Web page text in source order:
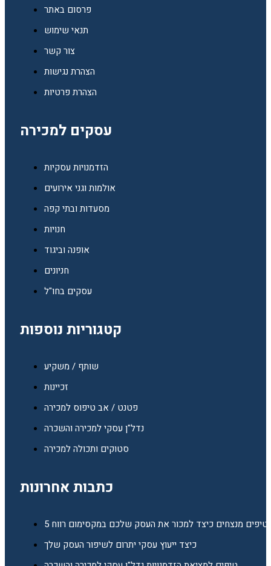
פרסום באתר
תנאי שימוש
צור קשר
הצהרת נגישות
הצהרת פרטיות
עסקים למכירה
הזדמנויות עסקיות
אולמות וגני אירועים
מסעדות ובתי קפה
חנויות
אופנה וביגוד
חניונים
עסקים בחו"ל
קטגוריות נוספות
שותף / משקיע
זכיינות
פטנט / אב טיפוס למכירה
נדל"ן עסקי למכירה והשכרה
סטוקים ותכולה למכירה
כתבות אחרונות
5 טיפים מנצחים כיצד למכור את העסק שלכם במקסימום רווח
כיצד ייעוץ עסקי יתרום לשיפור העסק שלך